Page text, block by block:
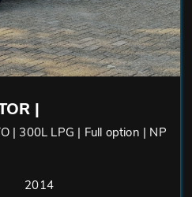
|
| 300L LPG | Full option | NP
2014